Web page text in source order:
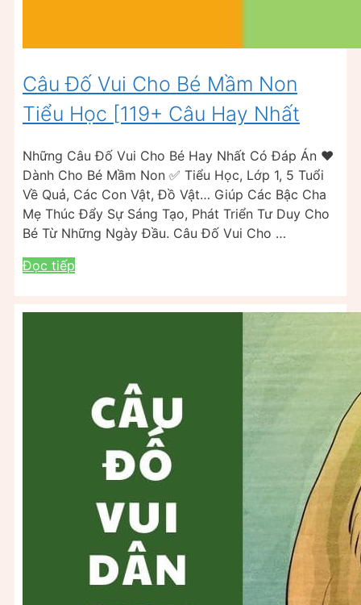
Câu Đố Vui Cho Bé Mầm Non
Tiểu Học [119+ Câu Hay Nhất
Những Câu Đố Vui Cho Bé Hay Nhất Có Đáp Án ❤️
Dành Cho Bé Mầm Non ✅ Tiểu Học, Lớp 1, 5 Tuổi
Về Quả, Các Con Vật, Đồ Vật… Giúp Các Bậc Cha
Mẹ Thúc Đẩy Sự Sáng Tạo, Phát Triển Tư Duy Cho
Bé Từ Những Ngày Đầu. Câu Đố Vui Cho …
Đọc tiếp